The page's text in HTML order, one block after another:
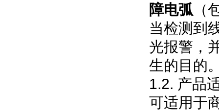
障电弧 （
当检测到
光报警，
生的目的
1.2. 产品
可适用于